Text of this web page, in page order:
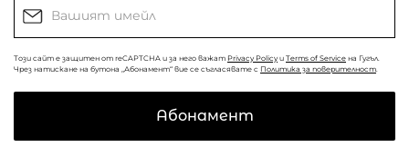
Този сайт е защитен от reCAPTCHA и за него важат Privacy Policy и Terms of Service на Гугъл.
Чрез натискане на бутона „Абонамент“ вие се съгласявате с Политика за поверителност
Абонамент